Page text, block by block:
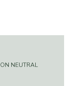
NEUTRAL